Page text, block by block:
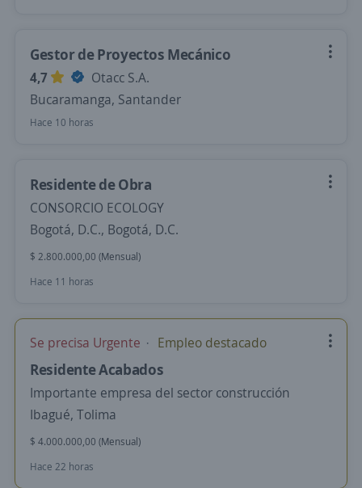
Gestor de Proyectos Mecánico
4,7
Otacc S.A.
Bucaramanga, Santander
Hace 10 horas
Residente de Obra
CONSORCIO ECOLOGY
Bogotá, D.C., Bogotá, D.C.
$ 2.800.000,00 (Mensual)
Hace 11 horas
Se precisa Urgente Empleo destacado
Residente Acabados
Importante empresa del sector construcción
Ibagué, Tolima
$ 4.000.000,00 (Mensual)
Hace 22 horas